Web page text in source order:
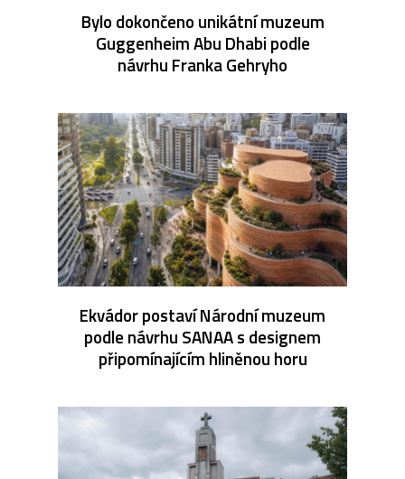
Bylo dokončeno unikátní muzeum
Guggenheim Abu Dhabi podle
návrhu Franka Gehryho
Ekvádor postaví Národní muzeum
podle návrhu SANAA s designem
připomínajícím hliněnou horu